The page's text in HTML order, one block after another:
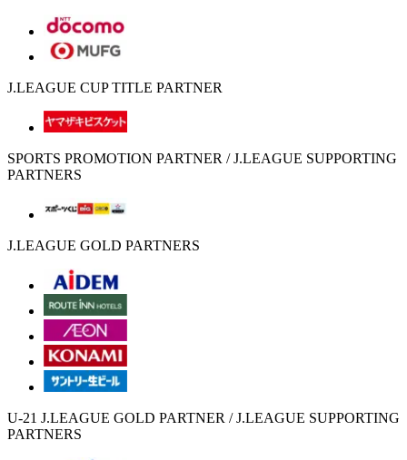
J.LEAGUE CUP TITLE PARTNER
SPORTS PROMOTION PARTNER / J.LEAGUE SUPPORTING
PARTNERS
J.LEAGUE GOLD PARTNERS
U-21 J.LEAGUE GOLD PARTNER / J.LEAGUE SUPPORTING
PARTNERS